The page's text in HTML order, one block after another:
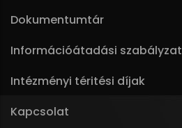
Dokumentumtár
Információátadási szabályzat
Intézményi téritési díjak
Kapcsolat